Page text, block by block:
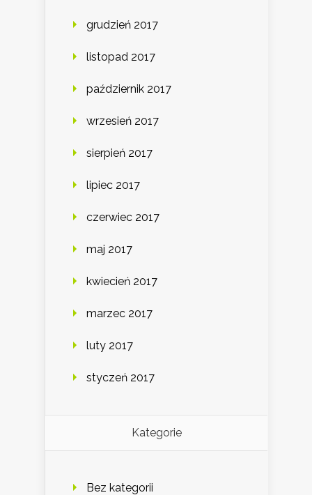
grudzień 2017
listopad 2017
październik 2017
wrzesień 2017
sierpień 2017
lipiec 2017
czerwiec 2017
maj 2017
kwiecień 2017
marzec 2017
luty 2017
styczeń 2017
Kategorie
Bez kategorii